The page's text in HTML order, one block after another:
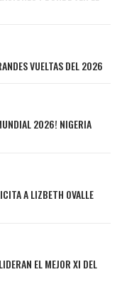
VUELTAS DEL 2026
2026! NIGERIA
A LIZBETH OVALLE
EL MEJOR XI DEL